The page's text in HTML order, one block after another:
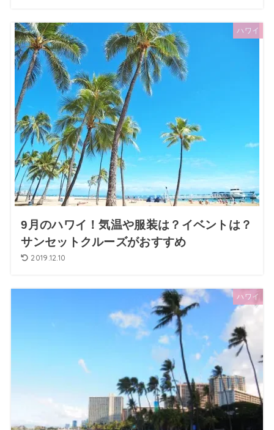
ハワイ
9月のハワイ！気温や服装は？イベントは？
サンセットクルーズがおすすめ
2019.12.10
ハワイ